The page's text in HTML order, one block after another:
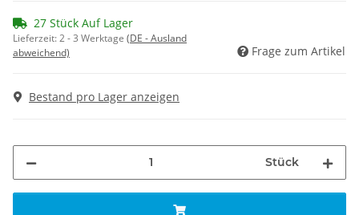
27 Stück Auf Lager
Lieferzeit:2 - 3 Werktage (DE - Ausland
abweichend)
Frage zum Artikel
Bestand pro Lager anzeigen
Stück